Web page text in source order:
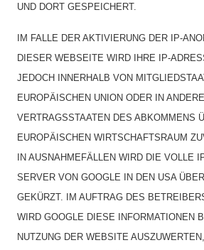
UND DORT GESPEICHERT.
IM FALLE DER AKTIVIERUNG DER IP-
DIESER WEBSEITE WIRD IHRE IP-
JEDOCH INNERHALB VON
EUROPÄISCHEN UNION ODER IN
VERTRAGSSTAATEN DES ABKOMMENS
EUROPÄISCHEN WIRTSCHAFTSRAUM
IN AUSNAHMEFÄLLEN WIRD DIE VOLLE
SERVER VON GOOGLE IN DEN USA
GEKÜRZT. IM AUFTRAG DES
WIRD GOOGLE DIESE INFORMATIONEN
NUTZUNG DER WEBSITE